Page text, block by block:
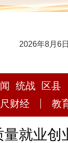
2026年8月6
统战
区县
财经 教
就业创